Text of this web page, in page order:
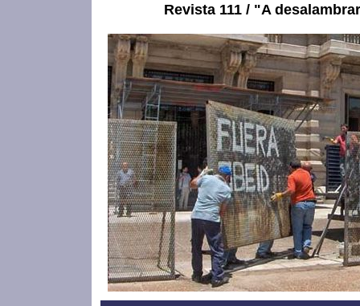
Revista 111 / "A